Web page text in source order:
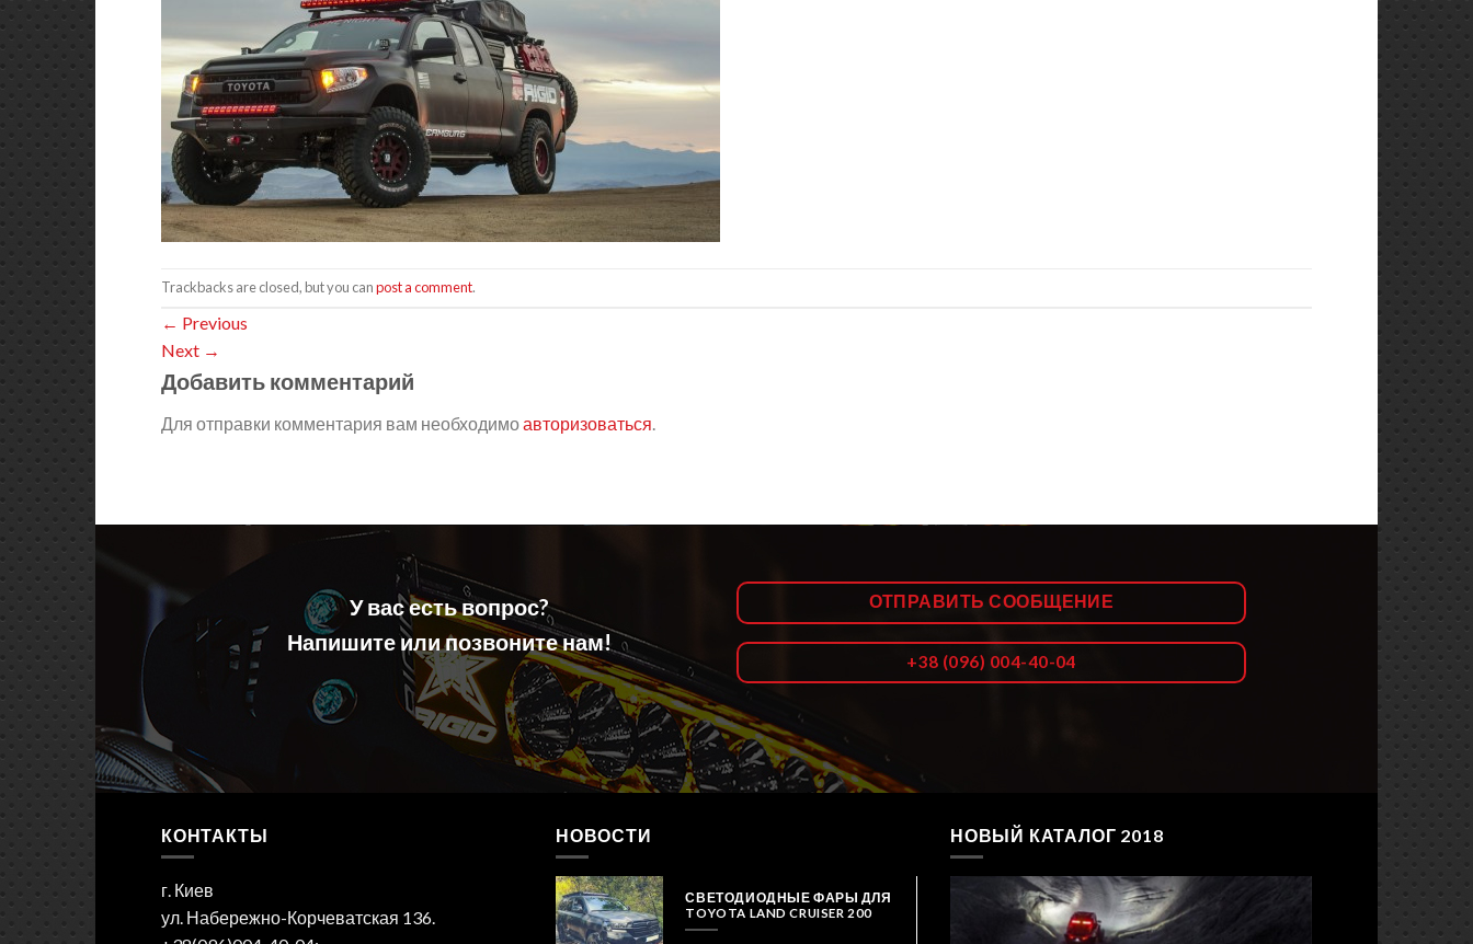
Trackbacks are closed, but you canpost a comment.
← Previous
Next →
Добавить комментарий
Для отправки комментария вам необходимоавторизоваться
У вас есть вопрос?
Напишите или позвоните нам!
ОТПРАВИТЬ СООБЩЕНИЕ
+38 (096) 004-40-04
КОНТАКТЫ
г. Киев
ул. Набережно-Корчеватская 136.
НОВОСТИ
СВЕТОДИОДНЫЕ ФАРЫ ДЛЯ
TOYOTA LAND CRUISER 200
НОВЫЙ КАТАЛОГ 2018